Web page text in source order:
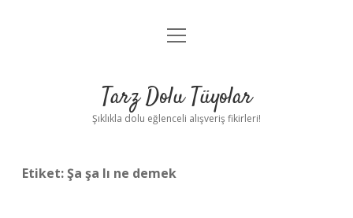
Anasayfa
Yasal Uyarı
menüyü
Tarz Dolu Tüyolar
Şıklıkla dolu eğlenceli alışveriş fikirleri!
Etiket:Şa şa lı ne demek